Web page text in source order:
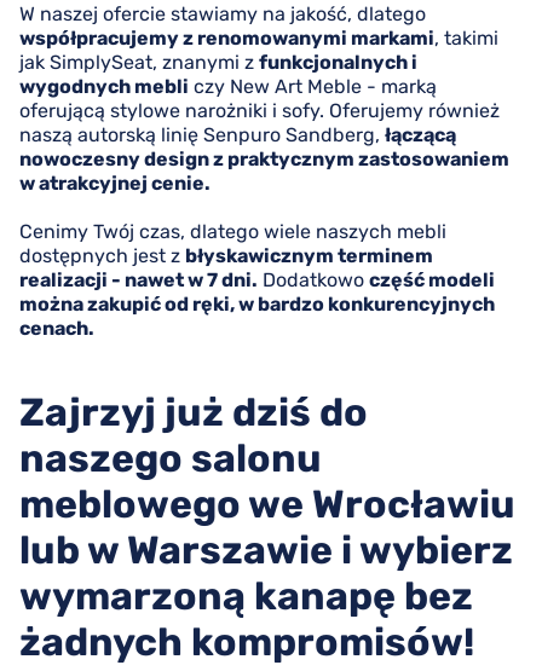
W naszej ofercie stawiamy na jakość, dlatego
współpracujemy z renomowanymi markami, takimi
jak SimplySeat, znanymi z funkcjonalnych i
wygodnych mebli czy New Art Meble - marką
oferującą stylowe narożniki i sofy. Oferujemy również
naszą autorską linię Senpuro Sandberg, łączącą
nowoczesny design z praktycznym zastosowaniem
w atrakcyjnej cenie.
Cenimy Twój czas, dlatego wiele naszych mebli
dostępnych jest z błyskawicznym terminem
realizacji - nawet w 7 dni. Dodatkowo część modeli
można zakupić od ręki, w bardzo konkurencyjnych
cenach.
Zajrzyj już dziś do
naszego salonu
meblowego we Wrocławiu
lub w Warszawie i wybierz
wymarzoną kanapę bez
żadnych kompromisów!